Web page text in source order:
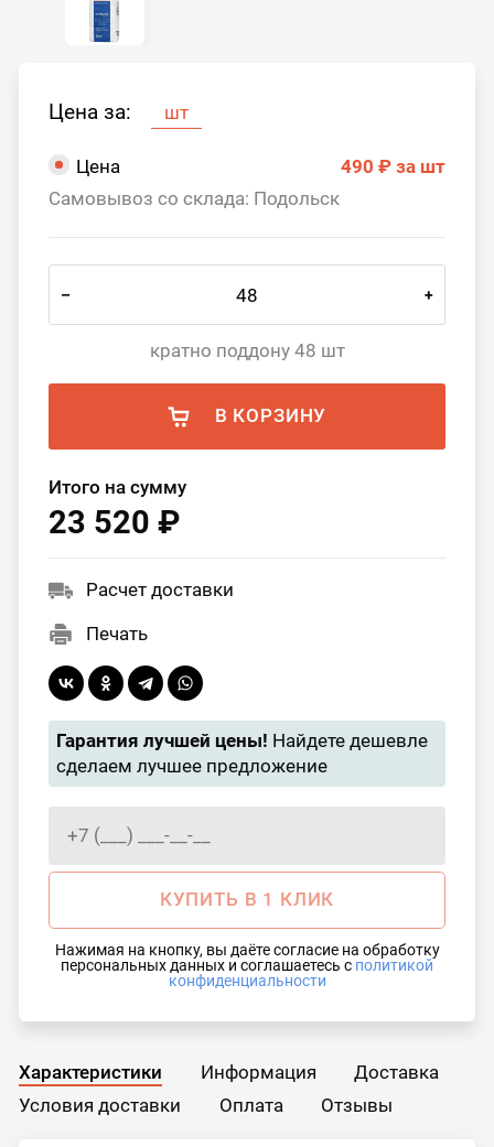
Цена за: шт
Цена 490 ₽ за шт
Самовывоз со склада: Подольск
– +
кратно поддону 48 шт
В КОРЗИНУ
Итого на сумму
23 520 ₽
Расчет доставки
Печать
Гарантия лучшей цены! Найдете дешевле
сделаем лучшее предложение
КУПИТЬ В 1 КЛИК
Нажимая на кнопку, вы даёте согласие на обработку
персональных данных и соглашаетесь с политикой
конфиденциальности
Характеристики Информация
Доставка
Условия доставки
Оплата Отзывы